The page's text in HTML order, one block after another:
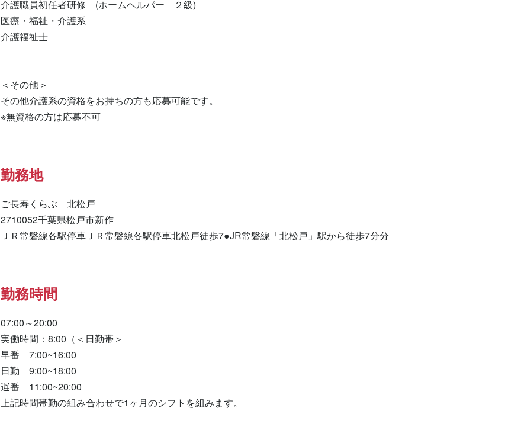
介護職員初任者研修　(ホームヘルパー　２級)
医療・福祉・介護系
介護福祉士
＜その他＞
その他介護系の資格をお持ちの方も応募可能です。
※無資格の方は応募不可
勤務地
ご長寿くらぶ　北松戸
2710052千葉県松戸市新作
ＪＲ常磐線各駅停車ＪＲ常磐線各駅停車北松戸徒歩7●JR常磐線「北松戸」駅から徒歩7分分
勤務時間
07:00～20:00
実働時間：8:00（＜日勤帯＞
早番　7:00~16:00
日勤　9:00~18:00
遅番　11:00~20:00
上記時間帯勤の組み合わせで1ヶ月のシフトを組みます。